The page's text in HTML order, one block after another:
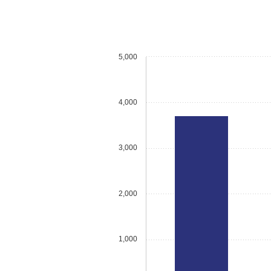
1,000
2,000
3,000
4,000
5,000